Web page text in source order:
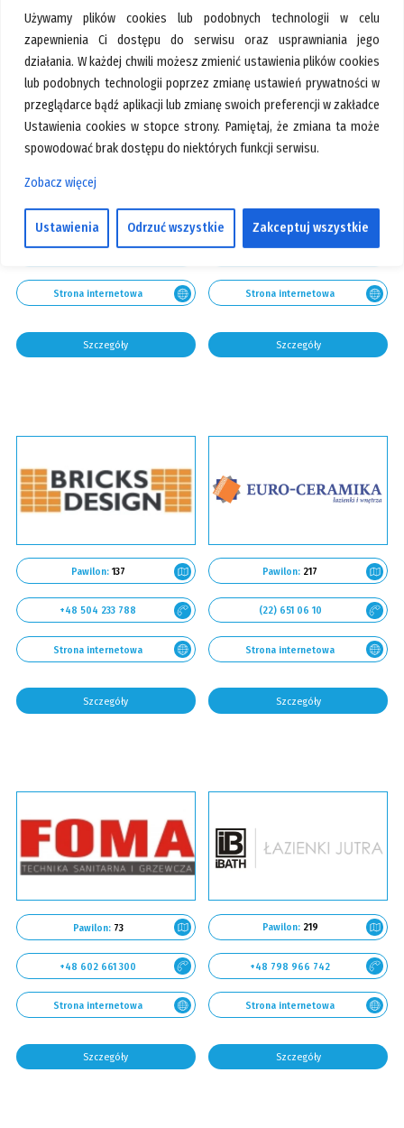
Używamy plików cookies lub podobnych technologii w celu
zapewnienia Ci dostępu do serwisu oraz usprawniania jego
działania. W każdej chwili możesz zmienić ustawienia plików cookies
lub podobnych technologii poprzez zmianę ustawień prywatności w
przeglądarce bądź aplikacji lub zmianę swoich preferencji w zakładce
Ustawienia cookies w stopce strony. Pamiętaj, że zmiana ta może
spowodować brak dostępu do niektórych funkcji serwisu.
Zobacz więcej
Ustawienia Odrzuć wszystkie Zakceptuj wszystkie
Strona internetowa
Szczegóły
Strona internetowa
Szczegóły
Pawilon:137
+48 504 233 788
Strona internetowa
Szczegóły
Pawilon: 217
(22) 651 06 10
Strona internetowa
Szczegóły
Pawilon:73
+48 602 661 300
Strona internetowa
Szczegóły
Pawilon:219
+48 798 966 742
Strona internetowa
Szczegóły